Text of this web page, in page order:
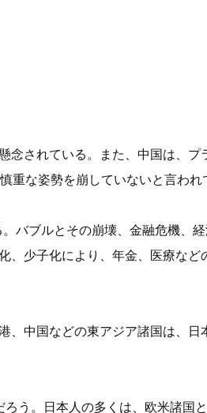
されている。また、中国は、プ
重な姿勢を崩していないと言われ
バブルとその崩壊、金融危機、
少子化により、年金、医療など
、中国などの東アジア諸国は、日
う。日本人の多くは、欧米諸国